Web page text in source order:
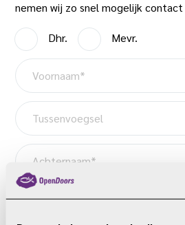
nemen wij zo snel mogelijk
A
a
n
h
f
Dhr.
Mevr.
V
o
r
n
a
m
*
T
u
s
e
n
A
h
t